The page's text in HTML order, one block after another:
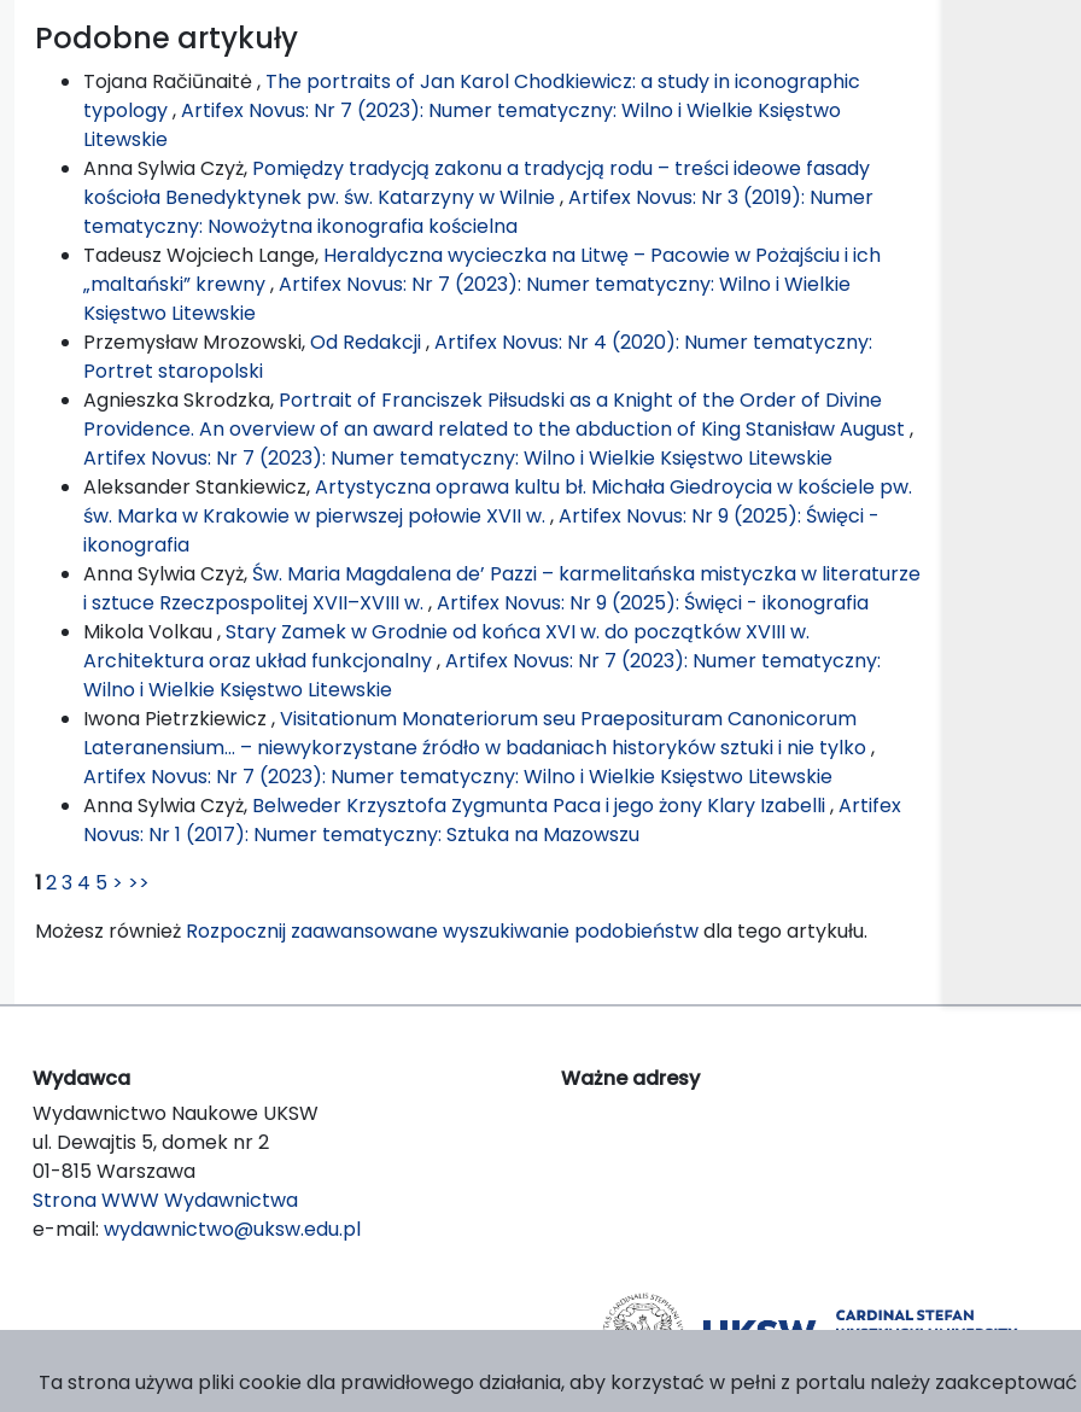
Podobne artykuły
Tojana Račiūnaitė , The portraits of Jan Karol Chodkiewicz: a study in iconographic
typology,Artifex Novus: Nr 7 (2023): Numer tematyczny: Wilno i Wielkie Księstwo
Litewskie
Anna Sylwia Czyż, Pomiędzy tradycją zakonu a tradycją rodu – treści ideowe fasady
kościoła Benedyktynek pw. św. Katarzyny w Wilnie,Artifex Novus: Nr 3 (2019): Numer
tematyczny: Nowożytna ikonografia kościelna
Tadeusz Wojciech Lange, Heraldyczna wycieczka na Litwę – Pacowie w Pożajściu i ich
„maltański” krewny,Artifex Novus: Nr 7 (2023): Numer tematyczny: Wilno i Wielkie
Księstwo Litewskie
Przemysław Mrozowski,Od Redakcji,Artifex Novus: Nr 4 (2020): Numer tematyczny:
Portret staropolski
Agnieszka Skrodzka, Portrait of Franciszek Piłsudski as a Knight of the Order of Divine
Providence. An overview of an award related to the abduction of King Stanisław August ,
Artifex Novus: Nr 7 (2023): Numer tematyczny: Wilno i Wielkie Księstwo Litewskie
Aleksander Stankiewicz,Artystyczna oprawa kultu bł. Michała Giedroycia w kościele pw.
św. Marka w Krakowie w pierwszej połowie XVII w. ,Artifex Novus: Nr 9 (2025): Święci -
ikonografia
Anna Sylwia Czyż, Św. Maria Magdalena de’ Pazzi – karmelitańska mistyczka w literaturze
i sztuce Rzeczpospolitej XVII–XVIII w. ,Artifex Novus: Nr 9 (2025): Święci - ikonografia
Mikola Volkau ,Stary Zamek w Grodnie od końca XVI w. do początków XVIII w.
Architektura oraz układ funkcjonalny,Artifex Novus: Nr 7 (2023): Numer tematyczny:
Wilno i Wielkie Księstwo Litewskie
Iwona Pietrzkiewicz ,Visitationum Monateriorum seu Praeposituram Canonicorum
Lateranensium… – niewykorzystane źródło w badaniach historyków sztuki i nie tylko,
Artifex Novus: Nr 7 (2023): Numer tematyczny: Wilno i Wielkie Księstwo Litewskie
Anna Sylwia Czyż, Belweder Krzysztofa Zygmunta Paca i jego żony Klary Izabelli,Artifex
Novus: Nr 1 (2017): Numer tematyczny: Sztuka na Mazowszu
123 4 5 > >>
Możesz również Rozpocznij zaawansowane wyszukiwanie podobieństwdla tego artykułu.
Wydawca
Wydawnictwo Naukowe UKSW
ul. Dewajtis 5, domek nr 2
01-815 Warszawa
Strona WWW Wydawnictwa
e-mail: wydawnictwo@uksw.edu.pl
Ważne adresy
Ta strona używa pliki cookie dla prawidłowego działania, aby korzystać w pełni z portalu należy